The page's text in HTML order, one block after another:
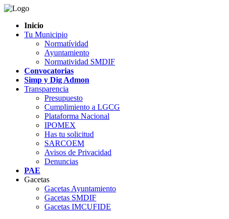
Inicio
Tu Municipio
Normatívidad
Ayuntamiento
Normatividad SMDIF
Convocatorias
Simp y Dig Admon
Transparencia
Presupuesto
Cumplimiento a LGCG
Plataforma Nacional
IPOMEX
Has tu solicitud
SARCOEM
Avisos de Privacidad
Denuncias
PAE
Gacetas
Gacetas Ayuntamiento
Gacetas SMDIF
Gacetas IMCUFIDE